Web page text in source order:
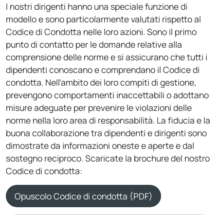
I nostri dirigenti hanno una speciale funzione di
modello e sono particolarmente valutati rispetto al
Codice di Condotta nelle loro azioni. Sono il primo
punto di contatto per le domande relative alla
comprensione delle norme e si assicurano che tutti i
dipendenti conoscano e comprendano il Codice di
condotta. Nell'ambito dei loro compiti di gestione,
prevengono comportamenti inaccettabili o adottano
misure adeguate per prevenire le violazioni delle
norme nella loro area di responsabilità. La fiducia e la
buona collaborazione tra dipendenti e dirigenti sono
dimostrate da informazioni oneste e aperte e dal
sostegno reciproco. Scaricate la brochure del nostro
Codice di condotta:
Opuscolo Codice di condotta (PDF)